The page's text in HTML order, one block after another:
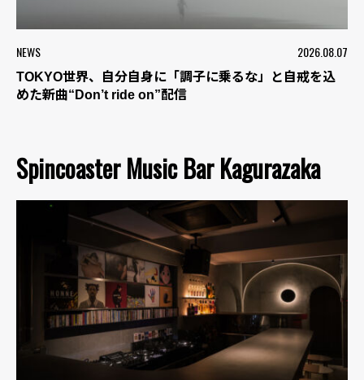
NEWS 2026.08.07
TOKYO世界、自分自身に「調子に乗るな」と自戒を込
めた新曲“Don’t ride on”配信
Spincoaster Music Bar Kagurazaka